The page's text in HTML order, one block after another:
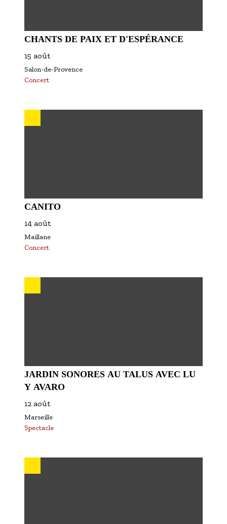
CHANTS DE PAIX ET D'ESPÉRANCE
15 août
Salon-de-Provence
Concert
CANITO
14 août
Maillane
Concert
JARDIN SONORES AU TALUS AVEC LU
Y AVARO
12 août
Marseille
Spectacle